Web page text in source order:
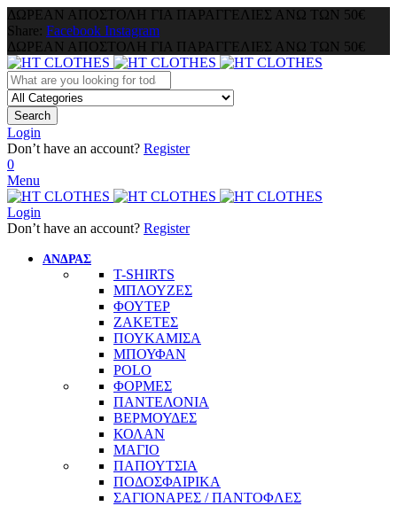
ΔΩΡΕΑΝ ΑΠΟΣΤΟΛΗ ΓΙΑ ΠΑΡΑΓΓΕΛΙΕΣ ΑΝΩ ΤΩΝ 50€
Share: Facebook Instagram
ΔΩΡΕΑΝ ΑΠΟΣΤΟΛΗ ΓΙΑ ΠΑΡΑΓΓΕΛΙΕΣ ΑΝΩ ΤΩΝ 50€
Search
Login
Don’t have an account? Register
0
Menu
Login
Don’t have an account? Register
ΑΝΔΡΑΣ
T-SHIRTS
ΜΠΛΟΥΖΕΣ
ΦΟΥΤΕΡ
ΖΑΚΕΤΕΣ
ΠΟΥΚΑΜΙΣΑ
ΜΠΟΥΦΑΝ
POLO
ΦΟΡΜΕΣ
ΠΑΝΤΕΛΟΝΙΑ
ΒΕΡΜΟΥΔΕΣ
ΚΟΛΑΝ
ΜΑΓΙΟ
ΠΑΠΟΥΤΣΙΑ
ΠΟΔΟΣΦΑΙΡΙΚΑ
ΣΑΓΙΟΝΑΡΕΣ / ΠΑΝΤΟΦΛΕΣ